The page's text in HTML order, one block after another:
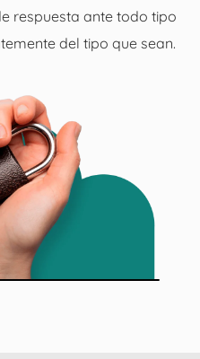
respuesta ante todo tipo
del tipo que sean.